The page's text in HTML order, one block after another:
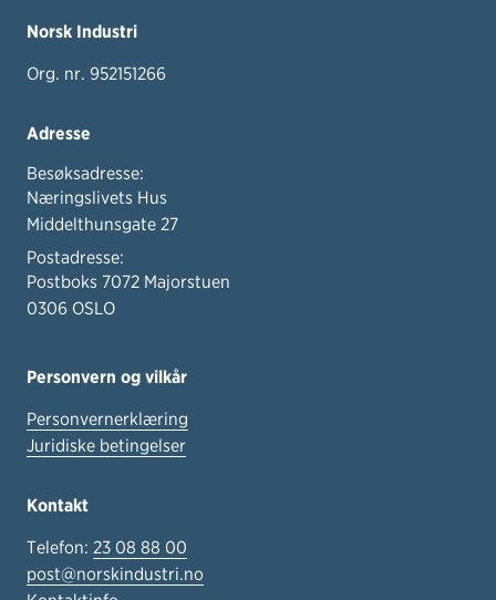
Norsk Industri
Org. nr. 952151266
Adresse
Besøksadresse:
Næringslivets Hus
Middelthunsgate 27
Postadresse:
Postboks 7072 Majorstuen
0306 OSLO
Personvern og vilkår
Personvernerklæring
Juridiske betingelser
Kontakt
Telefon: 23 08 88 00
post@norskindustri.no